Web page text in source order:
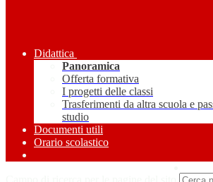
Didattica
Panoramica
Offerta formativa
I progetti delle classi
Trasferimenti da altra scuola e
studio
Documenti utili
Orario scolastico